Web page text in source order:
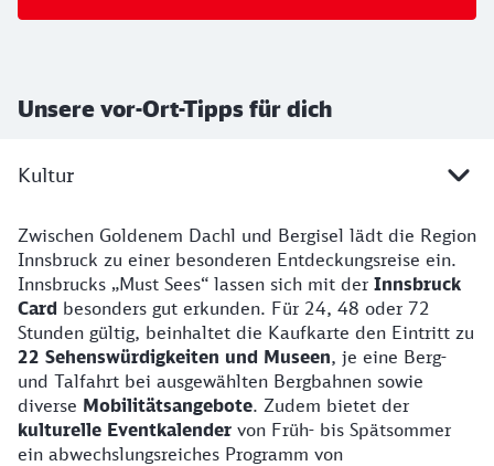
Unsere vor-Ort-Tipps für dich
Kultur
Zwischen Goldenem Dachl und Bergisel lädt die Region
Innsbruck zu einer besonderen Entdeckungsreise ein.
Innsbrucks „Must Sees“ lassen sich mit der Innsbruck
Card besonders gut erkunden. Für 24, 48 oder 72
Stunden gültig, beinhaltet die Kaufkarte den Eintritt zu
22 Sehenswürdigkeiten und Museen, je eine Berg-
und Talfahrt bei ausgewählten Bergbahnen sowie
diverse Mobilitätsangebote. Zudem bietet der
kulturelle Eventkalender von Früh- bis Spätsommer
ein abwechslungsreiches Programm von